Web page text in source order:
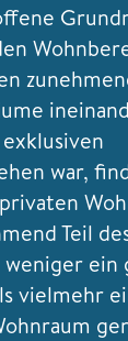
war,
Teil
vielmehr